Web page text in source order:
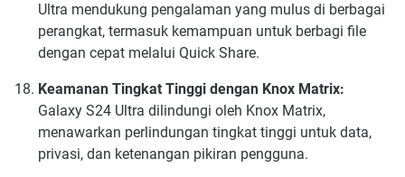
Ultra mendukung pengalaman yang mulus di berbagai
perangkat, termasuk kemampuan untuk berbagi file
dengan cepat melalui Quick Share.
Keamanan Tingkat Tinggi dengan Knox Matrix:
Galaxy S24 Ultra dilindungi oleh Knox Matrix,
menawarkan perlindungan tingkat tinggi untuk data,
privasi, dan ketenangan pikiran pengguna.